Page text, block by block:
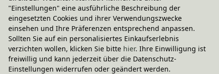
"Einstellungen" eine ausführliche Beschreibung der
eingesetzten Cookies und ihrer Verwendungszwecke
einsehen und Ihre Präferenzen entsprechend anpassen.
Sollten Sie auf ein personalisiertes Einkaufserlebnis
verzichten wollen, klicken Sie bitte hier. Ihre Einwilligung ist
freiwillig und kann jederzeit über die Datenschutz-
Einstellungen widerrufen oder geändert werden.